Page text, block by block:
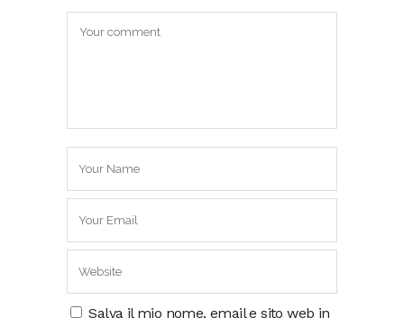
Salva il mio nome, email e sito web in